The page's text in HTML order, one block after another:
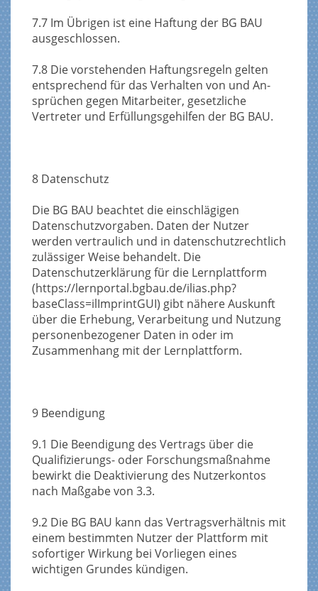
7.7 Im Übrigen ist eine Haftung der BG BAU
ausgeschlossen.
7.8 Die vorstehenden Haftungsregeln gelten
entsprechend für das Verhalten von und An-
sprüchen gegen Mitarbeiter, gesetzliche
Vertreter und Erfüllungsgehilfen der BG BAU.
8 Datenschutz
Die BG BAU beachtet die einschlägigen
Datenschutzvorgaben. Daten der Nutzer
werden vertraulich und in datenschutzrechtlich
zulässiger Weise behandelt. Die
Datenschutzerklärung für die Lernplattform
(https://lernportal.bgbau.de/ilias.php?
baseClass=ilImprintGUI) gibt nähere Auskunft
über die Erhebung, Verarbeitung und Nutzung
personenbezogener Daten in oder im
Zusammenhang mit der Lernplattform.
9 Beendigung
9.1 Die Beendigung des Vertrags über die
Qualifizierungs- oder Forschungsmaßnahme
bewirkt die Deaktivierung des Nutzerkontos
nach Maßgabe von 3.3.
9.2 Die BG BAU kann das Vertragsverhältnis mit
einem bestimmten Nutzer der Plattform mit
sofortiger Wirkung bei Vorliegen eines
wichtigen Grundes kündigen.